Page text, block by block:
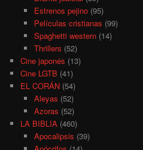
Estrenos pejino(95)
Películas cristianas (99)
Spaghetti western(14)
Thrillers (52)
Cine japonés (13)
Cine LGTB (41)
EL CORÁN (54)
Aleyas (52)
Azoras (52)
LA BIBLIA (460)
Apocalipsis (39)